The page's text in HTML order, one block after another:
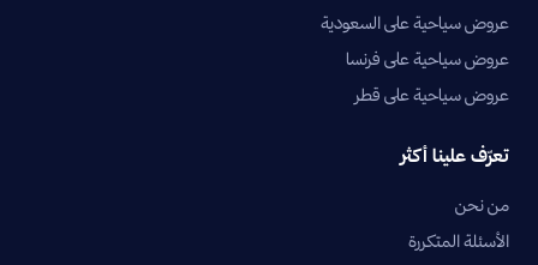
عروض سياحية على السعودية
عروض سياحية على فرنسا
عروض سياحية على قطر
تعرّف علينا أكثر
من نحن
الأسئلة المتكررة